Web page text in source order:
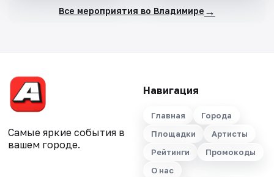
Все мероприятия во Владимире →
Самые яркие события в
вашем городе.
Навигация
Главная
Города
Площадки
Артисты
Рейтинги
Промокоды
О нас